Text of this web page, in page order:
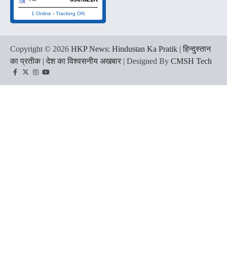
1 Online - Tracking ON
Copyright © 2026 HKP News: Hindustan Ka Pratik | हिन्दुस्तान
का प्रतीक | देश का विश्वसनीय अखबार | Designed By CMSH Tech
Facebook
TwitterInstagram
YouTube